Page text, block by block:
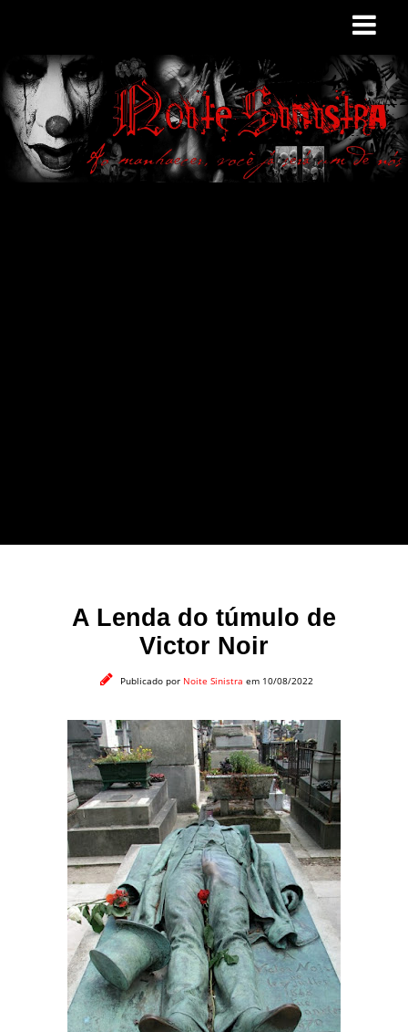
A Lenda do túmulo de
Victor Noir
Publicado por Noite Sinistra em 10/08/2022